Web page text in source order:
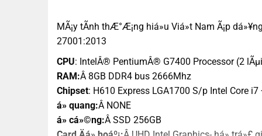
MÃ¡y tÃ­nh thÆ°Æ¡ng hiá»u Viá»t Nam Ã¡p
27001:2013
CPU: IntelÂ® PentiumÂ® G7400 Processor (2
RAM:Â 8GB DDR4 bus 2666Mhz
Chipset: H610 Express LGA1700 S/p Intel Core i7
á» quang:Â NONE
á» cá»©ng:Â SSD 256GB